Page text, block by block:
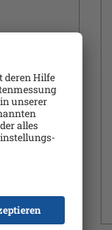
+ 1J.
- 1
100